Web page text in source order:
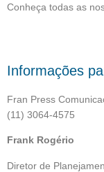
Conheça todas as
Informações
Fran Press
(11) 3064-4575
Frank
Diretor de